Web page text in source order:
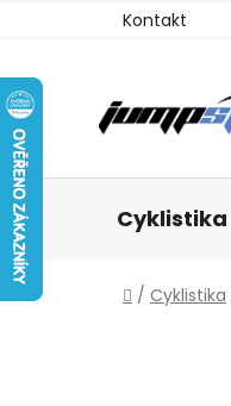
Kontakt
Cyklistika
Domů
/ Cyklistika